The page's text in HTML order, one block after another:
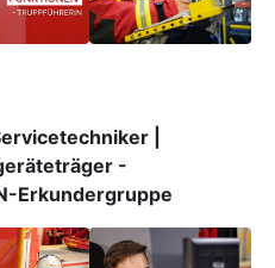
|
-
Erkundergruppe